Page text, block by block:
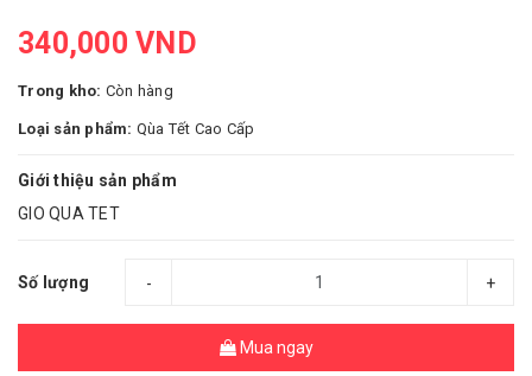
340,000 VND
Trong kho: Còn hàng
Loại sản phẩm: Qùa Tết Cao Cấp
Giới thiệu sản phẩm
GIO QUA TET
Số lượng - +
Mua ngay